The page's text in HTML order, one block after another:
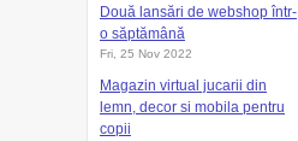
Două lansări de webshop într-
o săptămână
Fri, 25 Nov 2022
Magazin virtual jucarii din
lemn, decor si mobila pentru
copii